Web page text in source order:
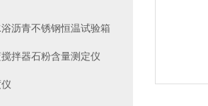
沥青不锈钢恒温试验箱
拌器石粉含量测定仪